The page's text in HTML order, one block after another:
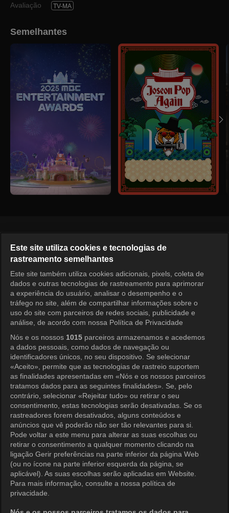
Avaliação
TV-MA
Semelhantes
Português
KOCOWA+ Redes Sociais
KOCOWA+
Central de Ajuda
Termos de Uso
Política de Privacidade
Política de Privacidade (Europa)
Política de Privacidade (Oceania)
Política de Privacidade (Brasil)
Direitos de Privacidade da Califórnia
Política de Cookies (Gerenciar
Este site utiliza cookies e tecnologias de
rastreamento semelhantes
Este site também utiliza cookies adicionais, pixels, coleta de
dados e outras tecnologias de rastreamento para aprimorar
a experiência do usuário, analisar o desempenho e o
tráfego no site, além de compartilhar informações sobre o
uso do site com parceiros de redes sociais, publicidade e
análise, de acordo com nossa Política de Privacidade
Nós e os nossos 1015 parceiros armazenamos e acedemos
a dados pessoais, como dados de navegação ou
identificadores únicos, no seu dispositivo. Se selecionar
«Aceito», permite que as tecnologias de rastreio suportem
as finalidades apresentadas em «Nós e os nossos parceiros
tratamos dados para as seguintes finalidades». Se, pelo
contrário, selecionar «Rejeitar tudo» ou retirar o seu
consentimento, estas tecnologias serão desativadas. Se os
rastreadores forem desativados, alguns conteúdos e
anúncios que vê poderão não ser tão relevantes para si.
Pode voltar a este menu para alterar as suas escolhas ou
retirar o consentimento a qualquer momento clicando na
ligação Gerir preferências na parte inferior da página Web
(ou no ícone na parte inferior esquerda da página, se
aplicável). As suas escolhas serão aplicadas em Website.
Para mais informação, consulte a nossa política de
privacidade.